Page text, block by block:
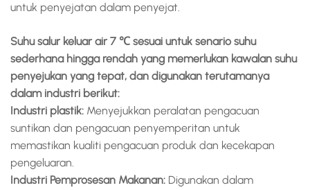
untuk penyejatan dalam penyejat.
Suhu salur keluar air 7 ℃ sesuai untuk senario suhu
sederhana hingga rendah yang memerlukan kawalan suhu
penyejukan yang tepat, dan digunakan terutamanya
dalam industri berikut:
Industri plastik: Menyejukkan peralatan pengacuan
suntikan dan pengacuan penyemperitan untuk
memastikan kualiti pengacuan produk dan kecekapan
pengeluaran.
Industri Pemprosesan Makanan: Digunakan dalam